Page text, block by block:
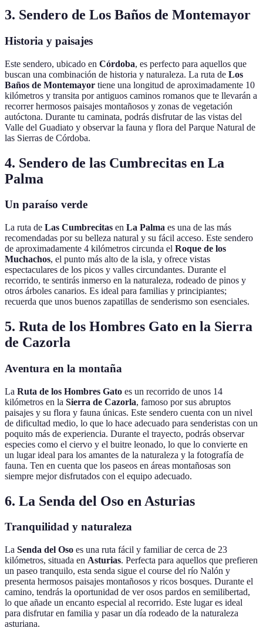
3. Sendero de Los Baños de Montemayor
Historia y paisajes
Este sendero, ubicado en Córdoba, es perfecto para aquellos que
buscan una combinación de historia y naturaleza. La ruta de Los
Baños de Montemayor tiene una longitud de aproximadamente 10
kilómetros y transita por antiguos caminos romanos que te llevarán a
recorrer hermosos paisajes montañosos y zonas de vegetación
autóctona. Durante tu caminata, podrás disfrutar de las vistas del
Valle del Guadiato y observar la fauna y flora del Parque Natural de
las Sierras de Córdoba.
4. Sendero de las Cumbrecitas en La
Palma
Un paraíso verde
La ruta de Las Cumbrecitas en La Palma es una de las más
recomendadas por su belleza natural y su fácil acceso. Este sendero
de aproximadamente 4 kilómetros circunda el Roque de los
Muchachos, el punto más alto de la isla, y ofrece vistas
espectaculares de los picos y valles circundantes. Durante el
recorrido, te sentirás inmerso en la naturaleza, rodeado de pinos y
otros árboles canarios. Es ideal para familias y principiantes;
recuerda que unos buenos zapatillas de senderismo son esenciales.
5. Ruta de los Hombres Gato en la Sierra
de Cazorla
Aventura en la montaña
La Ruta de los Hombres Gato es un recorrido de unos 14
kilómetros en la Sierra de Cazorla, famoso por sus abruptos
paisajes y su flora y fauna únicas. Este sendero cuenta con un nivel
de dificultad medio, lo que lo hace adecuado para senderistas con un
poquito más de experiencia. Durante el trayecto, podrás observar
especies como el ciervo y el buitre leonado, lo que lo convierte en
un lugar ideal para los amantes de la naturaleza y la fotografía de
fauna. Ten en cuenta que los paseos en áreas montañosas son
siempre mejor disfrutados con el equipo adecuado.
6. La Senda del Oso en Asturias
Tranquilidad y naturaleza
La Senda del Oso es una ruta fácil y familiar de cerca de 23
kilómetros, situada en Asturias. Perfecta para aquellos que prefieren
un paseo tranquilo, esta senda sigue el course del río Nalón y
presenta hermosos paisajes montañosos y ricos bosques. Durante el
camino, tendrás la oportunidad de ver osos pardos en semilibertad,
lo que añade un encanto especial al recorrido. Este lugar es ideal
para disfrutar en familia y pasar un día rodeado de la naturaleza
asturiana.